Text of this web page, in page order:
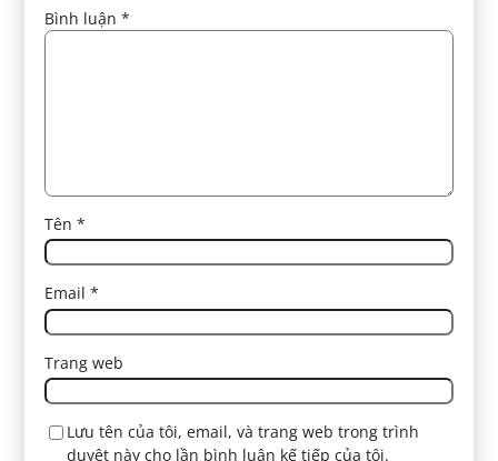
Bình luận*
Tên*
Email*
Trang web
Lưu tên của tôi, email, và trang web trong trình
duyệt này cho lần bình luận kế tiếp của tôi.